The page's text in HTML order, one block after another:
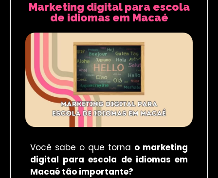
Marketing digital para escola
de idiomas em Macaé
Você sabe o que torna o marketing
digital para escola de idiomas em
Macaé tão importante?